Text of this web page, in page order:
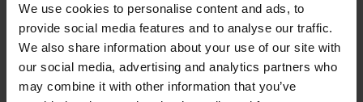
We use cookies to personalise content and ads, to
provide social media features and to analyse our traffic.
We also share information about your use of our site with
our social media, advertising and analytics partners who
may combine it with other information that you’ve
Turbine Blade Carrier Repair
02 julho 2025